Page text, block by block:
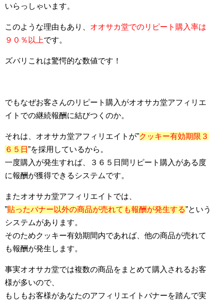
いらっしゃいます。
このような理由もあり、 オオサカ堂でのリピート購入率は
９０％以上です。
ズバリこれは驚愕的な数値です！
でもなぜお客さんのリピート購入がオオサカ堂アフィリエ
イトでの継続報酬に結びつくのか。
それは、オオサカ堂アフィリエイトが”クッキー有効期限３
６５日 ”を採用しているから。
一度購入が発生すれば、３６５日間リピート購入がある度
に報酬が獲得できるシステムです。
またオオサカ堂アフィリエイトでは、
”貼ったバナー以外の商品が売れても報酬が発生する”という
システムがあります。
そのためクッキー有効期間内であれば、他の商品が売れて
も報酬が発生します。
事実オオサカ堂では複数の商品をまとめて購入されるお客
様が多いので、
もしもお客様があなたのアフィリエイトバナーを踏んで実